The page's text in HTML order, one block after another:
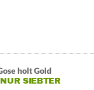
holt Gold
SIEBTER